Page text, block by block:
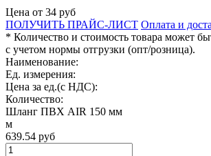
Цена от 34 руб
ПОЛУЧИТЬ ПРАЙС-ЛИСТ Оплата и
* Количество и стоимость товара может
с учетом нормы отгрузки (опт/розница).
Наименование:
Ед. измерения:
Цена за ед.(с НДС):
Количество:
Шланг ПВХ AIR 150 мм
м
639.54 руб